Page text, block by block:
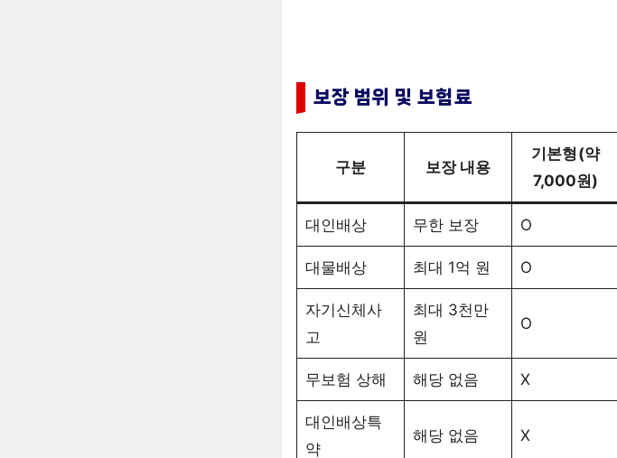
보장 범위 및 보험료
구분 보장 내용
기본형(약
7,000원)
대인배상 무한 보장 O
대물배상 최대 1억 원 O
자기신체사
고
최대 3천만
원
O
무보험 상해 해당 없음 X
대인배상특
약
해당 없음 X